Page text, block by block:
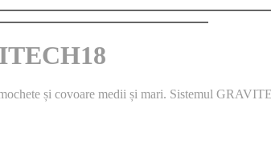
și covoare medii și mari. Sistemul